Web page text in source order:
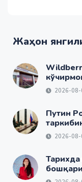
Жаҳон
2026-08-
Путин
2026-08-
Тарихда